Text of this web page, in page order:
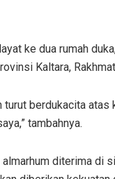
ke dua rumah
Kaltara,
turut berdukacita
tambahnya.
diterima di